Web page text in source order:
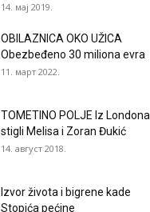
14. мај 2019.
OBILAZNICA OKO UŽICA
Obezbeđeno 30 miliona evra
11. март 2022.
TOMETINO POLJE Iz Londona
stigli Melisa i Zoran Đukić
14. август 2018.
Izvor života i bigrene kade
Stopića pećine